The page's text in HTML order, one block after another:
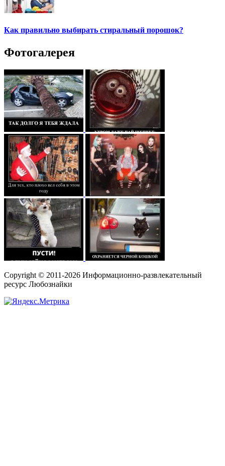
Как правильно выбирать стиральный порошок?
Фотогалерея
Copyright © 2011-2026 Информационно-развлекательный
ресурс Любознайки